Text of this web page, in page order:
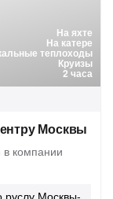
На яхте
На катере
теплоходы
Круизы
2 часа
Москвы
компании
руслу Москвы-